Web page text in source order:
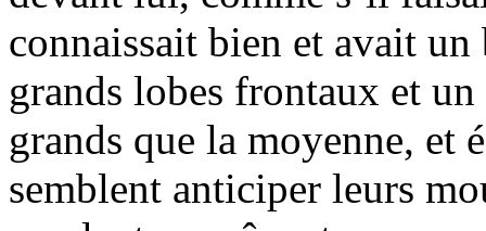
connaissait bien et avait
grands lobes frontaux et
grands que la moyenne, et
semblent anticiper leurs